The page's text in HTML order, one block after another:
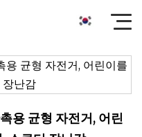
용 균형 자전거, 어린